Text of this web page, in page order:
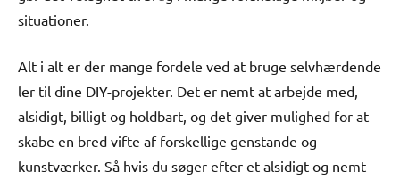
situationer.
Alt i alt er der mange fordele ved at bruge selvhærdende
ler til dine DIY-projekter. Det er nemt at arbejde med,
alsidigt, billigt og holdbart, og det giver mulighed for at
skabe en bred vifte af forskellige genstande og
kunstværker. Så hvis du søger efter et alsidigt og nemt